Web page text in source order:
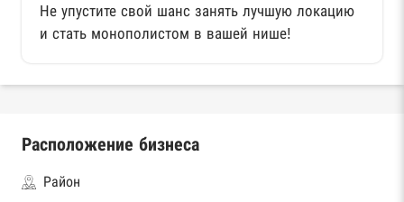
Не упустите свой шанс занять лучшую локацию
и стать монополистом в вашей нише!
Расположение бизнеса
Район